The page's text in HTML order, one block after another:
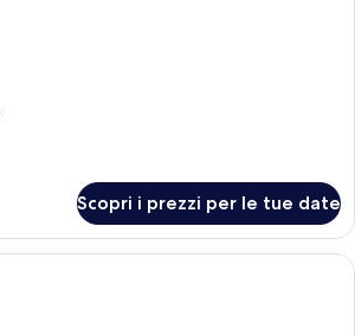
Scopri i prezzi per le tue date